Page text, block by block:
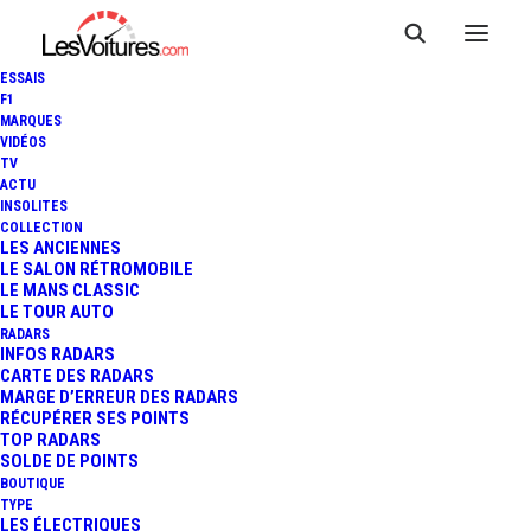
ESSAIS
F1
MARQUES
VIDÉOS
TV
ACTU
INSOLITES
COLLECTION
LES ANCIENNES
LE SALON RÉTROMOBILE
LE MANS CLASSIC
LE TOUR AUTO
RADARS
INFOS RADARS
CARTE DES RADARS
MARGE D’ERREUR DES RADARS
RÉCUPÉRER SES POINTS
TOP RADARS
SOLDE DE POINTS
BOUTIQUE
TYPE
LES ÉLECTRIQUES
10 janvier 2018
MINI : LA CITADINE CHIC